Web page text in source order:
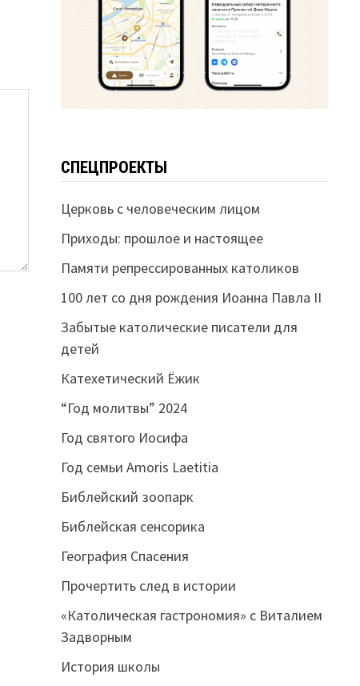
СПЕЦПРОЕКТЫ
Церковь с человеческим лицом
Приходы: прошлое и настоящее
Памяти репрессированных католиков
100 лет со дня рождения Иоанна Павла II
Забытые католические писатели для
детей
Катехетический Ёжик
“Год молитвы” 2024
Год святого Иосифа
Год семьи Amoris Laetitia
Библейский зоопарк
Библейская сенсорика
География Спасения
Прочертить след в истории
«Католическая гастрономия» с Виталием
Задворным
История школы